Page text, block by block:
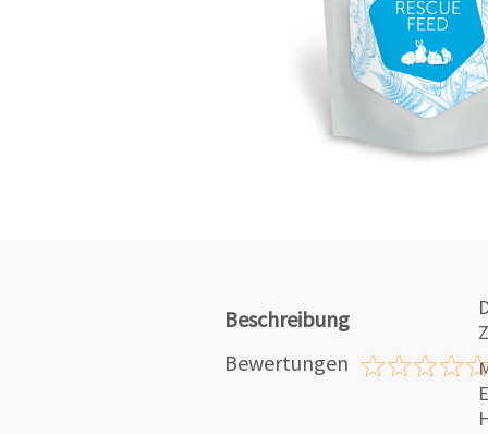
Beschreibung
Bewertungen